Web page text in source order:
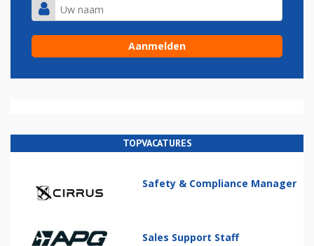
TOPVACATURES
Safety & Compliance Manager
Sales Support Staff